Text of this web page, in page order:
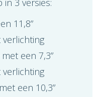
3 versies:
11,8”
een 7,3”
een 10,3”